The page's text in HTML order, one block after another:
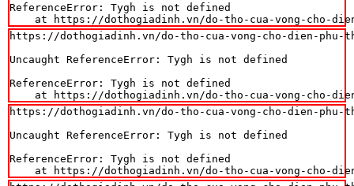
ReferenceError: Tygh is not defined
at https://dothogiadinh.vn/do-tho-cua-vong-cho-
https://dothogiadinh.vn/do-tho-cua-vong-cho-dien-phu-
Uncaught ReferenceError: Tygh is not defined
ReferenceError: Tygh is not defined
at https://dothogiadinh.vn/do-tho-cua-vong-cho-
https://dothogiadinh.vn/do-tho-cua-vong-cho-dien-phu-
Uncaught ReferenceError: Tygh is not defined
ReferenceError: Tygh is not defined
at https://dothogiadinh.vn/do-tho-cua-vong-cho-